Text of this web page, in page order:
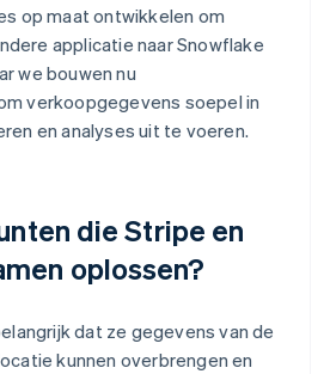
op maat ontwikkelen om
applicatie naar Snowflake
we bouwen nu
verkoopgegevens soepel in
en analyses uit te voeren.
die Stripe en
oplossen?
dat ze gegevens van de
kunnen overbrengen en